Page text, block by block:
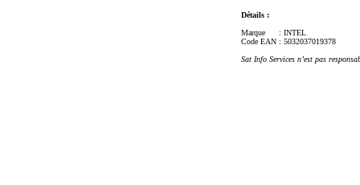
Détails :
Marque
: INTEL
Code EAN : 5032037019378
Sat Info Services n’est pas